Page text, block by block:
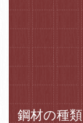
鋼材の種類